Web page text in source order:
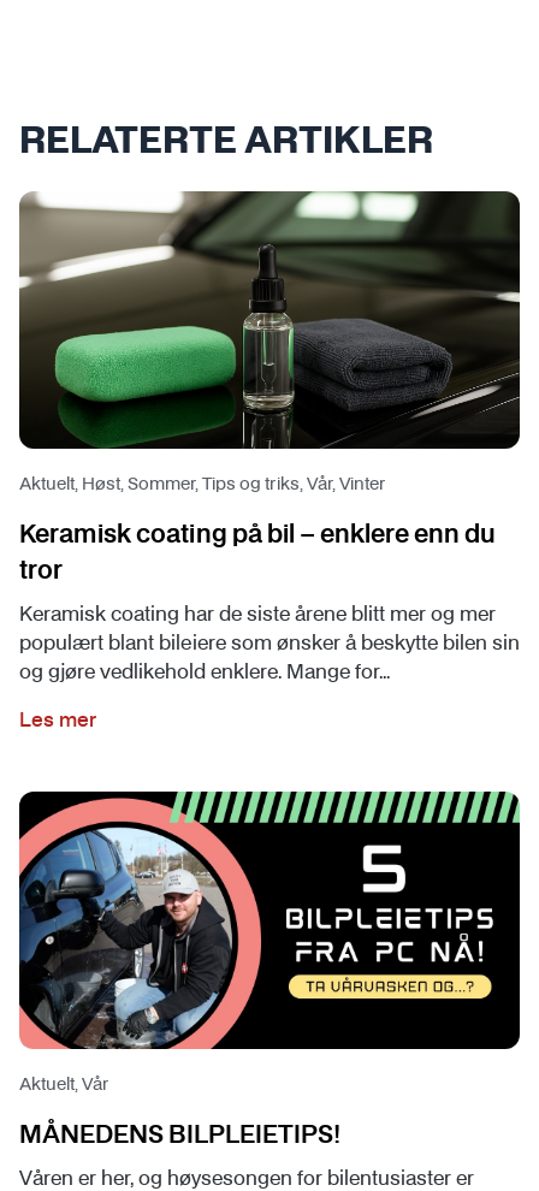
RELATERTE ARTIKLER
Aktuelt, Høst, Sommer, Tips og triks, Vår, Vinter
Keramisk coating på bil – enklere enn du
tror
Keramisk coating har de siste årene blitt mer og mer
populært blant bileiere som ønsker å beskytte bilen sin
og gjøre vedlikehold enklere. Mange for...
Les mer
Aktuelt, Vår
MÅNEDENS BILPLEIETIPS!
Våren er her, og høysesongen for bilentusiaster er